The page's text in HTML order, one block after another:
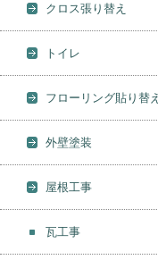
クロス張り替え
トイレ
フローリング貼り替え
外壁塗装
屋根工事
瓦工事